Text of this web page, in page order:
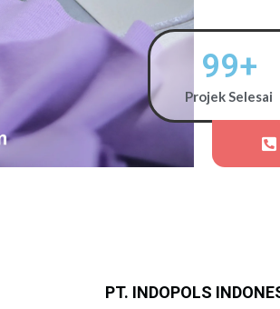
99+
Projek Selesai
PT. INDOPOLS